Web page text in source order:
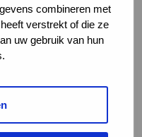
combineren met
verstrekt of die ze
uw gebruik van hun